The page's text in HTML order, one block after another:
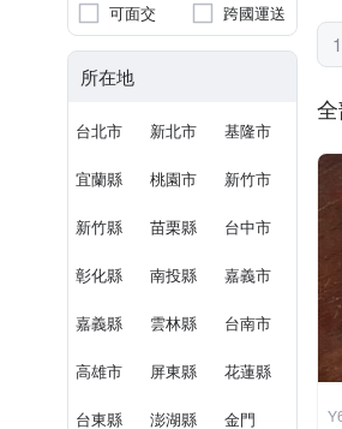
可面交 跨國運送
所在地
台北市 新北市 基隆市
宜蘭縣 桃園市 新竹市
新竹縣 苗栗縣 台中市
彰化縣 南投縣 嘉義市
嘉義縣 雲林縣 台南市
高雄市 屏東縣 花蓮縣
台東縣 澎湖縣 金門